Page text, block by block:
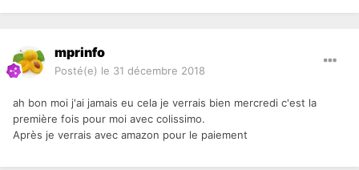
mprinfo
Posté(e) le 31 décembre 2018
ah bon moi j'ai jamais eu cela je verrais bien mercredi c'est la
première fois pour moi avec colissimo.
Après je verrais avec amazon pour le paiement